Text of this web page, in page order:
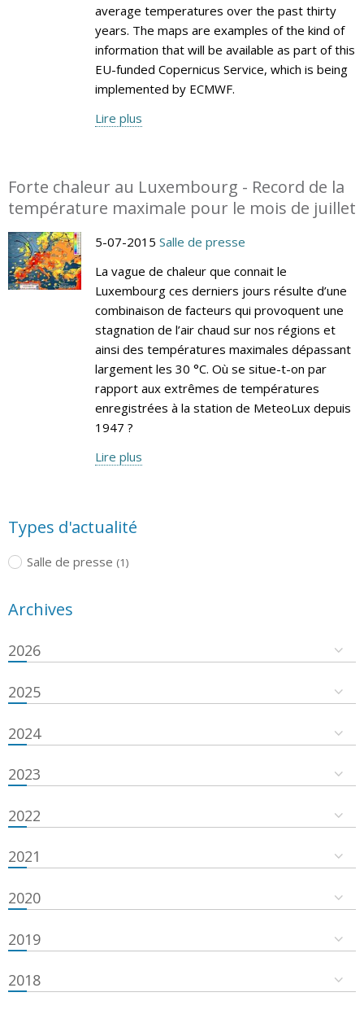
average temperatures over the past thirty
years. The maps are examples of the kind of
information that will be available as part of this
EU-funded Copernicus Service, which is being
implemented by ECMWF.
Lire plus
Forte chaleur au Luxembourg - Record de la
température maximale pour le mois de juillet
5-07-2015 Salle de presse
La vague de chaleur que connait le
Luxembourg ces derniers jours résulte d’une
combinaison de facteurs qui provoquent une
stagnation de l’air chaud sur nos régions et
ainsi des températures maximales dépassant
largement les 30 °C. Où se situe-t-on par
rapport aux extrêmes de températures
enregistrées à la station de MeteoLux depuis
1947 ?
Lire plus
Types d'actualité
Salle de presse (1)
Archives
2026
2025
2024
2023
2022
2021
2020
2019
2018